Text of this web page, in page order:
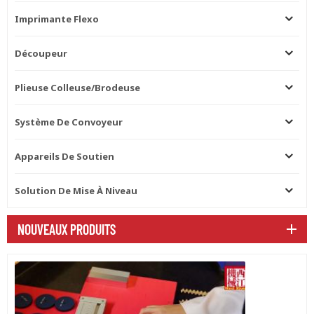
Imprimante Flexo
Découpeur
Plieuse Colleuse/brodeuse
Système De Convoyeur
Appareils De Soutien
Solution De Mise À Niveau
NOUVEAUX PRODUITS